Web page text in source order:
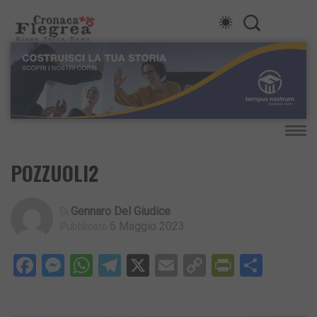
POZZUOLI2
Gennaro Del Giudice
6 Maggio 2023
Facebook
Messenger
WhatsApp
Telegram
X EmailCopy